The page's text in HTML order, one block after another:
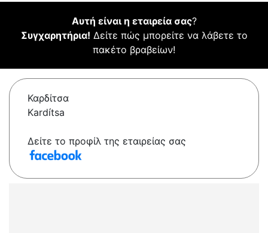
Αυτή είναι η εταιρεία σας?
Συγχαρητήρια! Δείτε πώς μπορείτε να λάβετε το
πακέτο βραβείων!
Καρδίτσα
Kardítsa
Δείτε το προφίλ της εταιρείας σας